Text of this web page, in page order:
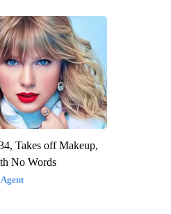
Takes off Makeup,
No Words